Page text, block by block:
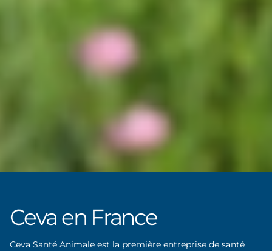
Ceva en France
Ceva Santé Animale est la première entreprise de santé